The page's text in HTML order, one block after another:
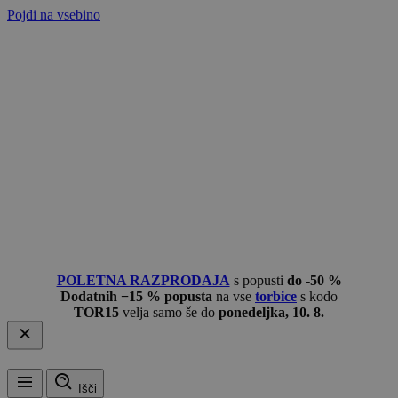
Pojdi na vsebino
POLETNA RAZPRODAJA s popusti do -50 %
Dodatnih −15 % popusta na vse torbice s kodo
TOR15 velja samo še do ponedeljka, 10. 8.
Išči